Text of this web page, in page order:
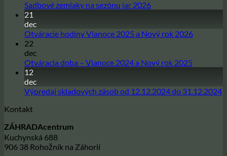
Sadbové zemiaky na sezónu jar 2026Žiadne
Sadbové
sezónu
21
dec
Otváracie hodiny Vianoce 2025 a Nový rok 2026Žiadne
2025
22
dec
Otváracia doba – Vianoce 2024 a Nový rok 2025
Otváracia
12
dec
Výpredaj skladových zásob od 12.12.2024 do 31.12.2024
Kontakt
ZÁHRADAcentrum
Kuchynská 688
906 38 Rohožník na Záhorií